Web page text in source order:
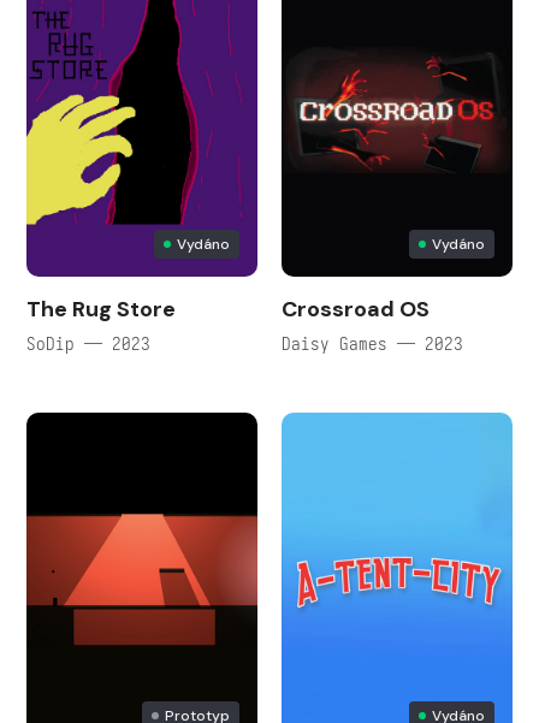
Vydáno
The Rug Store
SoDip — 2023
Vydáno
Crossroad OS
Daisy Games — 2023
Prototyp Vydáno